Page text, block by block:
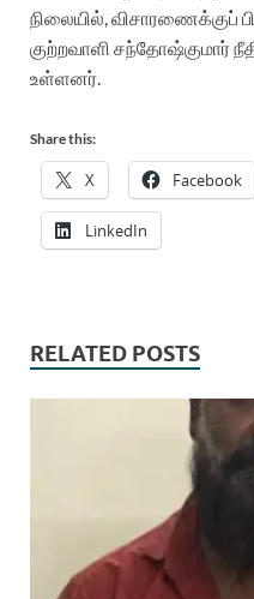
நிலையில், விசாரணைக்குப்
குற்றவாளி சந்தோஷ்குமார்
உள்ளனர்.
Share this:
X Facebook
LinkedIn
RELATED POSTS